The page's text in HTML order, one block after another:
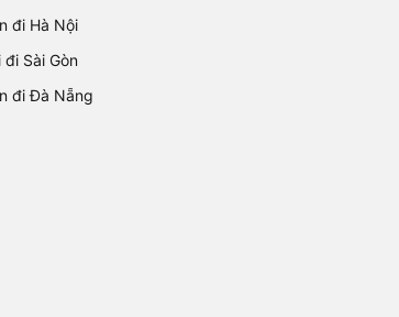
đi Hà Nội
đi Sài Gòn
đi Đà Nẵng